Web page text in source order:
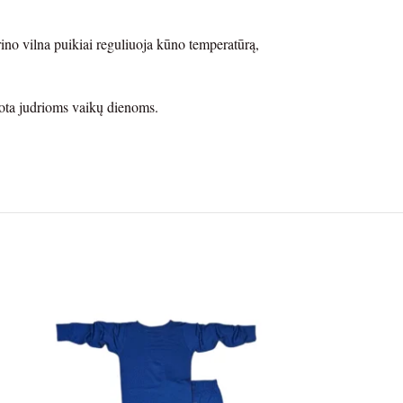
vilna puikiai reguliuoja kūno temperatūrą,
judrioms vaikų dienoms.